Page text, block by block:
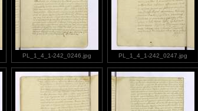
PL_1_4_1-242_0246.jpg PL_1_4_1-242_0247.jpg